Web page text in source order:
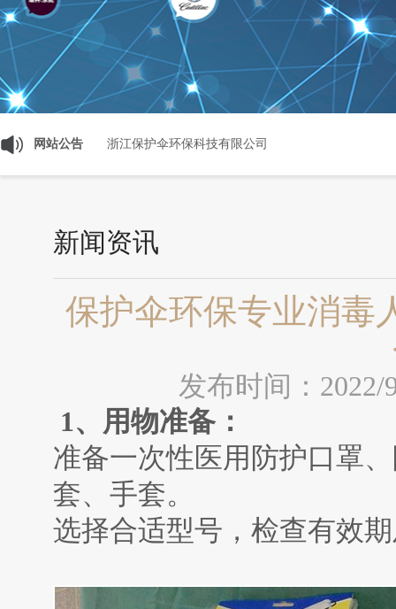
网站公告 浙江保护伞环保科技有限公司
新闻资讯
保护伞环保专业消毒
发布时间：2022/
1、用物准备：
准备一次性医用防护口罩
套、手套。
选择合适型号，检查有效